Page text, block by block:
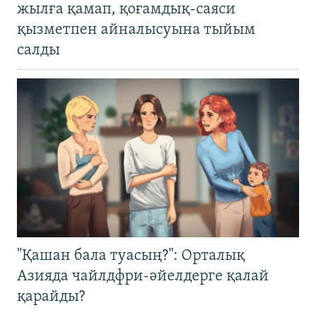
жылға қамап, қоғамдық-саяси
қызметпен айналысуына тыйым
салды
"Қашан бала туасың?": Орталық
Азияда чайлдфри-әйелдерге қалай
қарайды?